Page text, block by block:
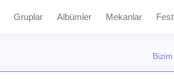
Gruplar Albümler Mekanlar